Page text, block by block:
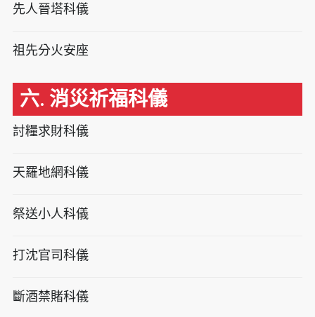
先人晉塔科儀
祖先分火安座
六. 消災祈福科儀
討糧求財科儀
天羅地網科儀
祭送小人科儀
打沈官司科儀
斷酒禁賭科儀